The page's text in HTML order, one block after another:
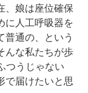
、娘は座位確保
に人工呼吸器を
普通の、という
んな私たちが歩
つうじゃない
で届けたいと思